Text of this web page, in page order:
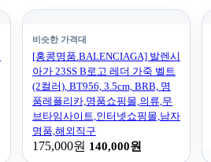
비슷한 가격대
[홍콩명품.BALENCIAGA] 발렌시
아가 23SS B로고 레더 가죽 벨트
(2컬러), BT956, 3.5cm, BRB, 명
품레플리카,명품쇼핑몰,의류,무
브타임사이트,인터넷쇼핑몰,남자
명품,해외직구
175,000원 140,000원